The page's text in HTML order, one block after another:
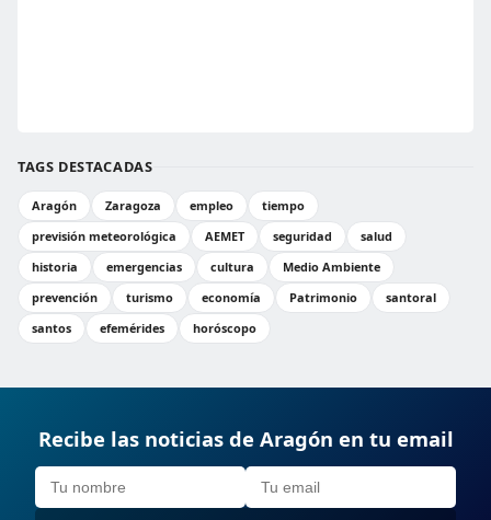
TAGS DESTACADAS
Aragón Zaragoza empleo
tiempo
previsión meteorológica
AEMET seguridad
salud
historia
emergencias cultura
Medio Ambiente
prevención
turismo economía Patrimonio
santoral
santos
efemérides horóscopo
Recibe las noticias de Aragón en tu email